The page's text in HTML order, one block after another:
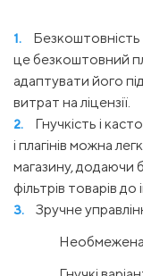
це безкоштовний
адаптувати його
витрат на ліцензії.
Гнучкість і
і плагінів можна
магазину, додаючи
фільтрів товарів до
Зручне
Необмежена